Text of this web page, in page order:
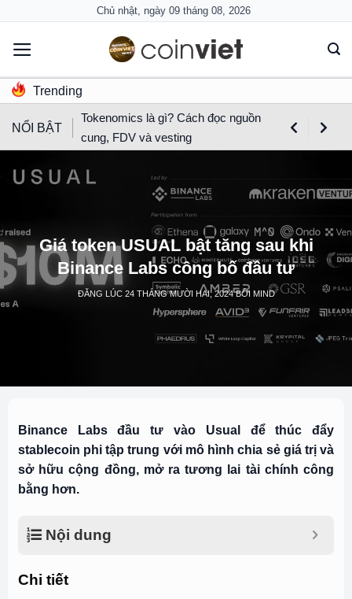
content
Chủ nhật, ngày 09 tháng 08, 2026
Trending
NỔI BẬT
Tokenomics là gì? Cách đọc nguồn
cung, FDV và vesting
Giá token USUAL bật tăng sau khi
Binance Labs công bố đầu tư
ĐĂNG LÚC 24 THÁNG MƯỜI HAI, 2024BỞI MIND
Binance Labs đầu tư vào Usual để thúc đẩy
stablecoin phi tập trung với mô hình chia sẻ giá trị và
sở hữu cộng đồng, mở ra tương lai tài chính công
bằng hơn.
Nội dung
Chi tiết